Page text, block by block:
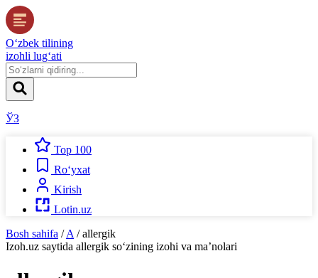
O‘zbek tilining
izohli lug‘ati
ЎЗ
Top 100
Ro‘yxat
Kirish
Lotin.uz
Bosh sahifa / A / allergik
Izoh.uz saytida allergik so‘zining izohi va ma’nolari